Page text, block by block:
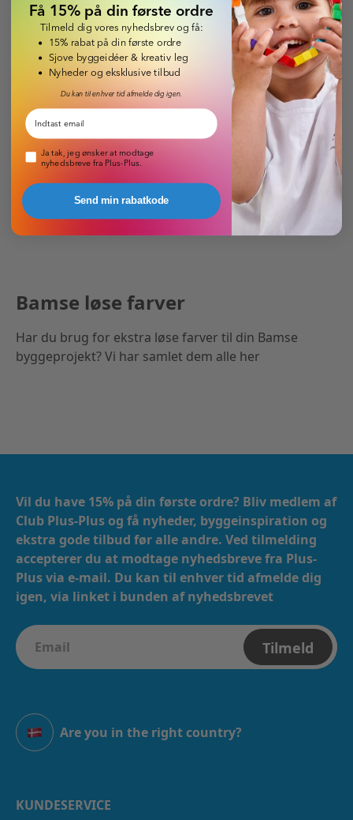
Mintgrøn - 150 stk
69,95 DKK
Støvet Lyserød - 150 stk
69,95 DKK
Du har set8ud af produkter.
Bamse løse farver
Har du brug for ekstra løse farver til din Bamse
byggeprojekt? Vi har samlet dem alle her
KUNDESERVICE
Vil du have 15% på din første ordre? Bliv medlem af
Club Plus-Plus og få nyheder, byggeinspiration og
ekstra gode tilbud før alle andre. Ved tilmelding
accepterer du at modtage nyhedsbreve fra Plus-
Plus via e-mail. ​​ Du kan til enhver tid afmelde dig
igen, via linket i bunden af nyhedsbrevet
Tilmeld
Danmark
Are you in the right country?
Få 15% på din første ordre
Tilmeld dig vores nyhedsbrev og få:
15% rabat på din første ordre
Sjove byggeidéer & kreativ leg
Nyheder og eksklusive tilbud
Du kan til enhver tid afmelde dig igen.
Email
Pop-up nyhedsbrev
Ja tak, jeg ønsker at modtage
nyhedsbreve fra Plus-Plus.
Send min rabatkode